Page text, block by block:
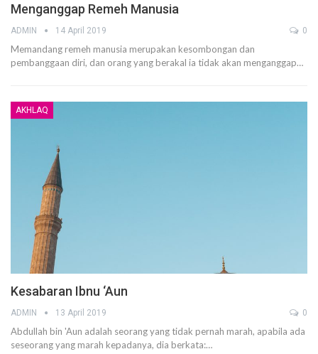
Menganggap Remeh Manusia
ADMIN 14 April 2019 0
Memandang remeh manusia merupakan kesombongan dan
pembanggaan diri, dan orang yang berakal ia tidak akan menganggap…
AKHLAQ
Kesabaran Ibnu ‘Aun
ADMIN 13 April 2019 0
Abdullah bin 'Aun adalah seorang yang tidak pernah marah, apabila ada
seseorang yang marah kepadanya, dia berkata:…